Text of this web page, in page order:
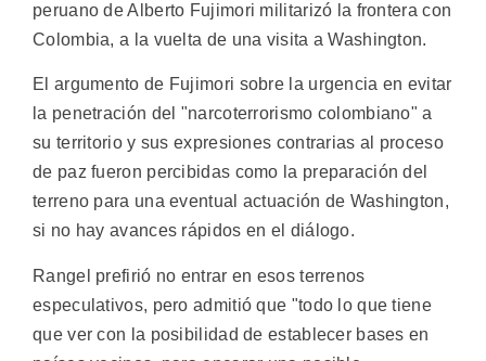
peruano de Alberto Fujimori militarizó la frontera con
Colombia, a la vuelta de una visita a Washington.
El argumento de Fujimori sobre la urgencia en evitar
la penetración del "narcoterrorismo colombiano" a
su territorio y sus expresiones contrarias al proceso
de paz fueron percibidas como la preparación del
terreno para una eventual actuación de Washington,
si no hay avances rápidos en el diálogo.
Rangel prefirió no entrar en esos terrenos
especulativos, pero admitió que "todo lo que tiene
que ver con la posibilidad de establecer bases en